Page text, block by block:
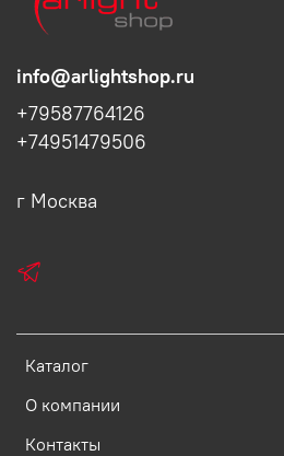
Каталог
О компании
Контакты
info@arlightshop.ru
+79587764126
+74951479506
г Москва